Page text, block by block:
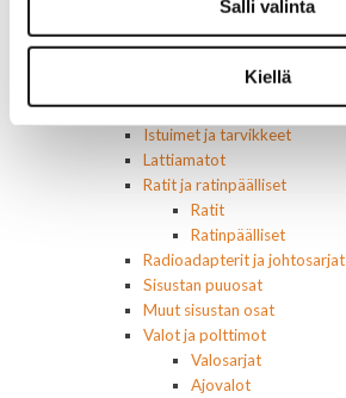
Salli valinta
Kiellä
20 tuumaiset vanteet
22 tuumaiset vanteet
Ehosteet
Istuimet ja tarvikkeet
Lattiamatot
Ratit ja ratinpäälliset
Ratit
Ratinpäälliset
Radioadapterit ja johtosarjat
Sisustan puuosat
Muut sisustan osat
Valot ja polttimot
Valosarjat
Ajovalot